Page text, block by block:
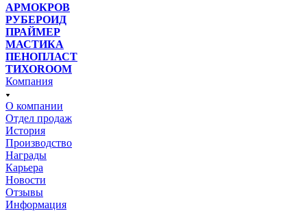
АРМОКРОВ
РУБЕРОИД
ПРАЙМЕР
МАСТИКА
ПЕНОПЛАСТ
ТИХОROOM
Компания
О компании
Отдел продаж
История
Производство
Награды
Карьера
Новости
Отзывы
Информация